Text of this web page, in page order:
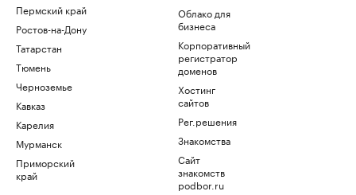
Пермский край
Ростов-на-Дону
Татарстан
Тюмень
Черноземье
Кавказ
Карелия
Мурманск
Приморский
край
Облако для
бизнеса
Корпоративный
регистратор
доменов
Хостинг
сайтов
Рег.решения
Знакомства
Сайт
знакомств
podbor.ru